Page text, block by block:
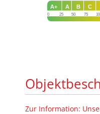
0 25 50 75
C
B
A
A+
Zur Information: